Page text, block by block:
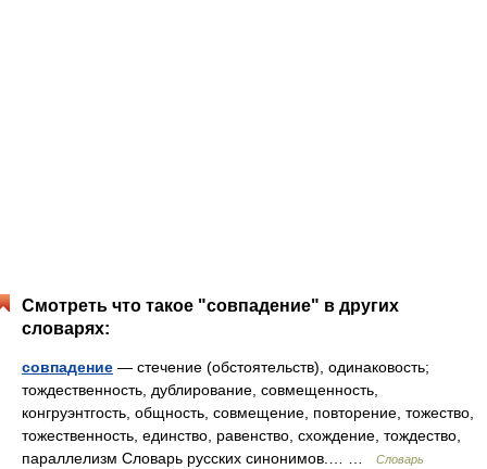
Смотреть что такое "совпадение" в других
словарях:
совпадение — стечение (обстоятельств), одинаковость;
тождественность, дублирование, совмещенность,
конгруэнтгость, общность, совмещение, повторение, тожество,
тожественность, единство, равенство, схождение, тождество,
параллелизм Словарь русских синонимов.… …
Словарь